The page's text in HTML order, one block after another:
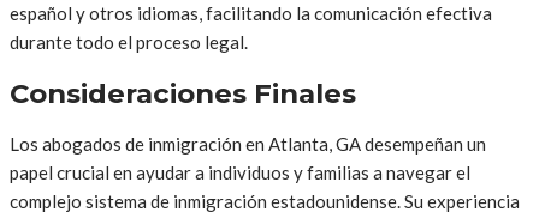
español y otros idiomas, facilitando la comunicación efectiva
durante todo el proceso legal.
Consideraciones Finales
Los abogados de inmigración en Atlanta, GA desempeñan un
papel crucial en ayudar a individuos y familias a navegar el
complejo sistema de inmigración estadounidense. Su experiencia